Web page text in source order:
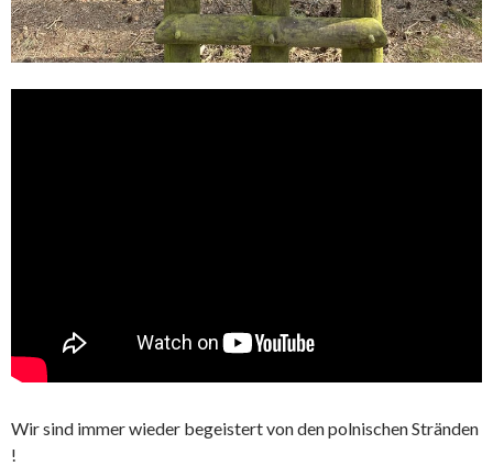
Wir sind immer wieder begeistert von den polnischen Stränden
!